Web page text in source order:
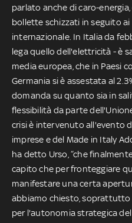
parlato anche di caro-
bollette schizzati in seguito
internazionale. In Italia da
lega quello dell'elettricità - è
media europea, che in Paesi
Germania si è assestata al
domanda su quanto sia in
flessibilità da parte
crisi è intervenuto all'evento
imprese e del Made in Italy
ha detto Urso, “che
capito che per fronteggiare
manifestare una certa
abbiamo chiesto, soprattutto
per l'autonomia strategica